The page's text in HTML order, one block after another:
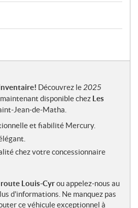
Découvrez le2025
disponible chez Les
Jean-de-Matha.
et fiabilité Mercury.
chez votre concessionnaire
Louis-Cyrou appelez-nous au
d'informations. Ne manquez pas
ce véhicule exceptionnel à